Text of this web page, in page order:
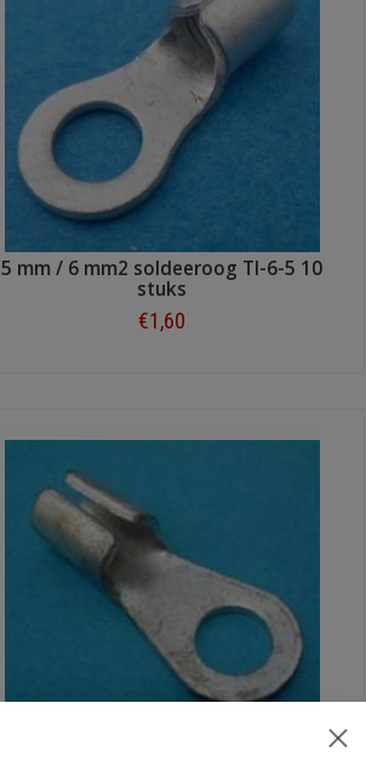
5 mm / 6 mm2 soldeeroog TI-6-5 10
stuks
€1,60